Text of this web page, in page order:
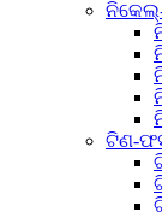
ଟିଣ-